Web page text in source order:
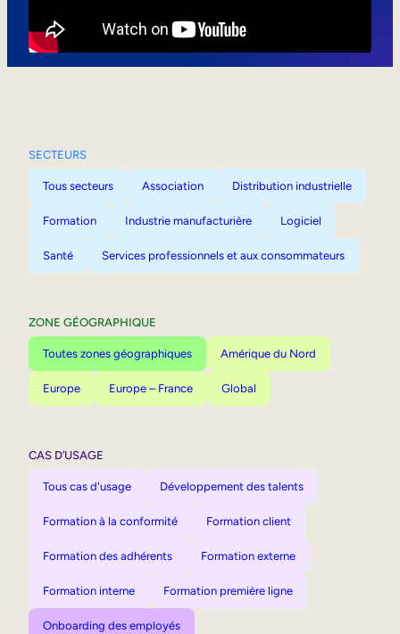
SECTEURS
Tous secteurs Association Distribution industrielle
Formation Industrie manufacturière Logiciel
Santé Services professionnels et aux consommateurs
ZONE GÉOGRAPHIQUE
Toutes zones géographiques Amérique du Nord
Europe Europe – France Global
CAS D’USAGE
Tous cas d'usage Développement des talents
Formation à la conformité Formation client
Formation des adhérents Formation externe
Formation interne Formation première ligne
Onboarding des employés